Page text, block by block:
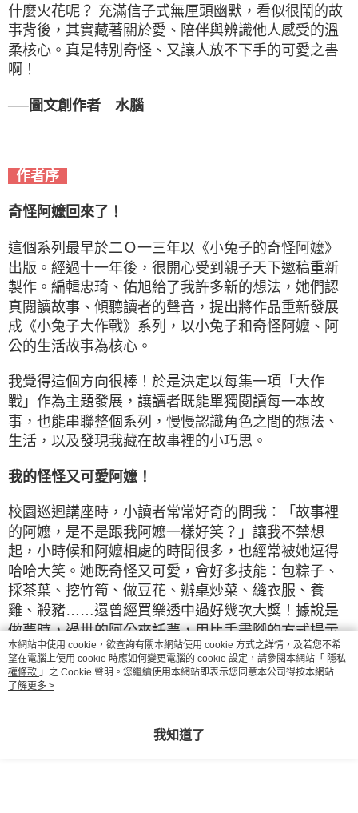
什麼火花呢？ 充滿信子式無厘頭幽默，看似很鬧的故
事背後，其實藏著關於愛、陪伴與辨識他人感受的溫
柔核心。真是特別奇怪、又讓人放不下手的可愛之書
啊！
──圖文創作者 水腦
作者序
奇怪阿嬤回來了！
這個系列最早於二Ｏ一三年以《小兔子的奇怪阿嬤》
出版。經過十一年後，很開心受到親子天下邀稿重新
製作。編輯忠琦、佑旭給了我許多新的想法，她們認
真閱讀故事、傾聽讀者的聲音，提出將作品重新發展
成《小兔子大作戰》系列，以小兔子和奇怪阿嬤、阿
公的生活故事為核心。
我覺得這個方向很棒！於是決定以每集一項「大作
戰」作為主題發展，讓讀者既能單獨閱讀每一本故
事，也能串聯整個系列，慢慢認識角色之間的想法、
生活，以及發現我藏在故事裡的小巧思。
我的怪怪又可愛阿嬤！
校園巡迴講座時，小讀者常常好奇的問我：「故事裡
的阿嬤，是不是跟我阿嬤一樣好笑？」讓我不禁想
起，小時候和阿嬤相處的時間很多，也經常被她逗得
哈哈大笑。她既奇怪又可愛，會好多技能：包粽子、
採茶葉、挖竹筍、做豆花、辦桌炒菜、縫衣服、養
雞、殺豬……還曾經買樂透中過好幾次大獎！據說是
做夢時，過世的阿公來託夢，用比手畫腳的方式提示
號碼。不過她從來不教我怎麼猜，不然我現在已經是
大富翁了。
是很有自信的說自己種的是全世界最好吃的菜。這份
天真又自信的力量，也讓我學到很多。
本網站中使用 cookie，欲查詢有關本網站使用 cookie 方式之詳情，及若您不希
望在電腦上使用 cookie 時應如何變更電腦的 cookie 設定，請參閱本網站「 隱私
權條款 」之 Cookie 聲明。您繼續使用本網站即表示您同意本公司得按本網站使
用條款之 Cookie 聲明使用 cookie。
了解更多 >
我知道了